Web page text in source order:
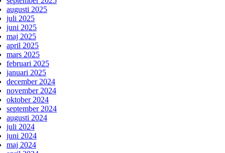
augusti 2025
juli 2025
juni 2025
maj 2025
april 2025
mars 2025
februari 2025
januari 2025
december 2024
november 2024
oktober 2024
september 2024
augusti 2024
juli 2024
juni 2024
maj 2024